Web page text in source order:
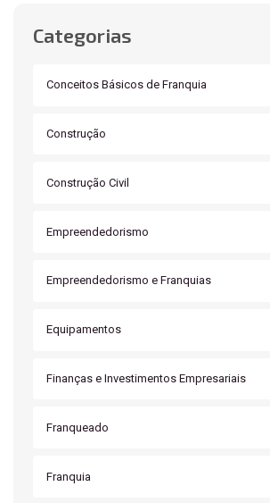
Categorias
Conceitos Básicos de Franquia
Construção
Construção Civil
Empreendedorismo
Empreendedorismo e Franquias
Equipamentos
Finanças e Investimentos Empresariais
Franqueado
Franquia